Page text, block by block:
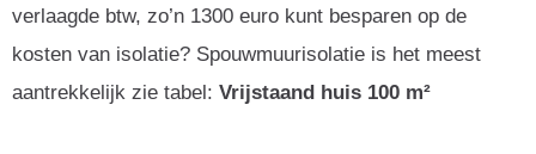
verlaagde btw, zo’n 1300 euro kunt besparen op de
kosten van isolatie? Spouwmuurisolatie is het meest
aantrekkelijk zie tabel: Vrijstaand huis 100 m²